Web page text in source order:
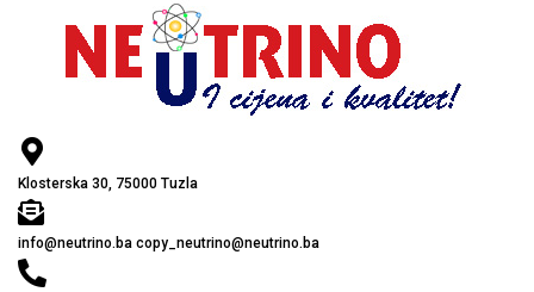
Klosterska 30, 75000 Tuzla
info@neutrino.ba copy_neutrino@neutrino.ba